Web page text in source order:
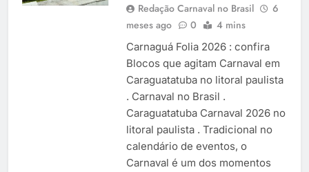
Redação Carnaval no Brasil
6
meses ago
0 4 mins
Carnaguá Folia 2026 : confira
Blocos que agitam Carnaval em
Caraguatatuba no litoral paulista
. Carnaval no Brasil .
Caraguatatuba Carnaval 2026 no
litoral paulista . Tradicional no
calendário de eventos, o
Carnaval é um dos momentos